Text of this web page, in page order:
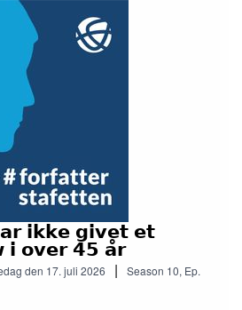
𝗶𝗸𝗸𝗲 𝗴𝗶𝘃𝗲𝘁 𝗲𝘁
𝗶 𝗼𝘃𝗲𝗿 𝟰𝟱 𝗮̊𝗿
den 17. juli 2026 | Season 10, Ep.